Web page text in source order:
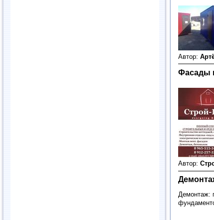
Автор:
Фасады
Автор:
Демонтаж: